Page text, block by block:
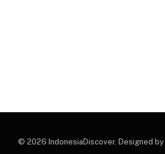
© 2026 IndonesiaDiscover. Designed by